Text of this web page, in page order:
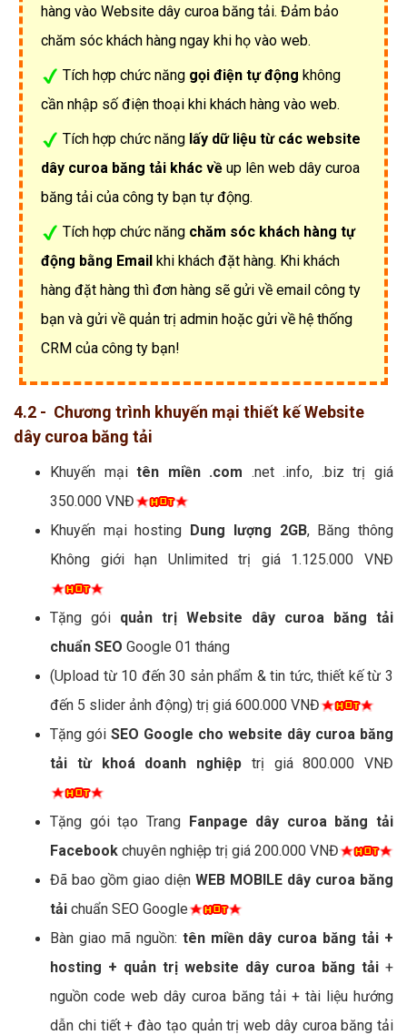
hàng vào Website dây curoa băng tải. Đảm bảo
chăm sóc khách hàng ngay khi họ vào web.
Tích hợp chức năng gọi điện tự động không
cần nhập số điện thoại khi khách hàng vào web.
Tích hợp chức năng lấy dữ liệu từ các website
dây curoa băng tải khác về up lên web dây curoa
băng tải của công ty bạn tự động.
Tích hợp chức năng chăm sóc khách hàng tự
động bằng Email khi khách đặt hàng. Khi khách
hàng đặt hàng thì đơn hàng sẽ gửi về email công ty
bạn và gửi về quản trị admin hoặc gửi về hệ thống
CRM của công ty bạn!
4.2 - Chương trình khuyến mại thiết kế Website
dây curoa băng tải
Khuyến mạitên miền .com .net .info, .biz trị giá
350.000 VNĐ
Khuyến mại hosting Dung lượng 2GB, Băng thông
Không giới hạn Unlimited trị giá 1.125.000 VNĐ
Tặng gói quản trị Website dây curoa băng tải
chuẩn SEO Google 01 tháng
(Upload từ 10 đến 30 sản phẩm & tin tức, thiết kế từ 3
đến 5 slider ảnh động) trị giá 600.000 VNĐ
Tặng gói SEO Google cho website dây curoa băng
tải từ khoá doanh nghiệp trị giá 800.000 VNĐ
Tặng gói tạo Trang Fanpage dây curoa băng tải
Facebook chuyên nghiệp trị giá 200.000 VNĐ
Đã bao gồm giao diện WEB MOBILE dây curoa băng
tải chuẩn SEO Google
Bàn giao mã nguồn: tên miền dây curoa băng tải +
hosting + quản trị website dây curoa băng tải +
nguồn code web dây curoa băng tải + tài liệu hướng
dẫn chi tiết + đào tạo quản trị web dây curoa băng tải